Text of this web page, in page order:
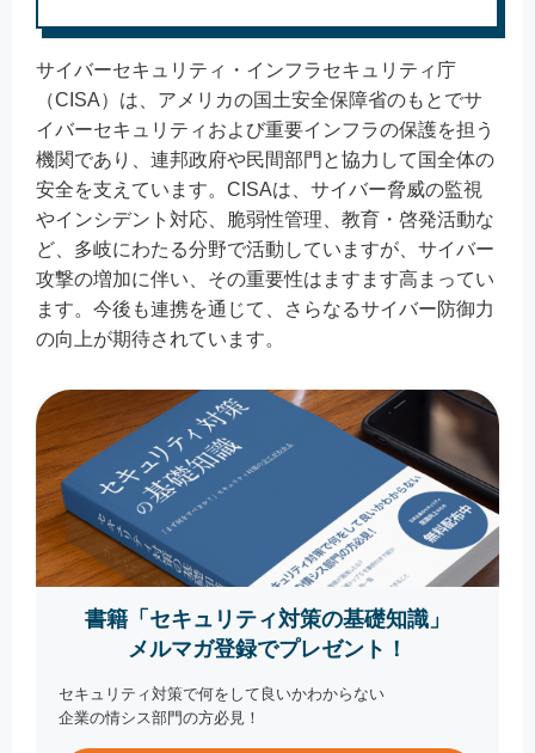
サイバーセキュリティ・インフラセキュリティ庁
（CISA）は、アメリカの国土安全保障省のもとでサ
イバーセキュリティおよび重要インフラの保護を担う
機関であり、連邦政府や民間部門と協力して国全体の
安全を支えています。CISAは、サイバー脅威の監視
やインシデント対応、脆弱性管理、教育・啓発活動な
ど、多岐にわたる分野で活動していますが、サイバー
攻撃の増加に伴い、その重要性はますます高まってい
ます。今後も連携を通じて、さらなるサイバー防御力
の向上が期待されています。
書籍「セキュリティ対策の基礎知識」
メルマガ登録でプレゼント！
セキュリティ対策で何をして良いかわからない
企業の情シス部門の方必見！